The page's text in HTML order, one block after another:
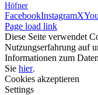
Höfner
FacebookInstagramX
Page load link
Diese Seite verwendet
Nutzungserfahrung auf
Informationen zum
Sie hier.
Cookies akzeptieren
Settings